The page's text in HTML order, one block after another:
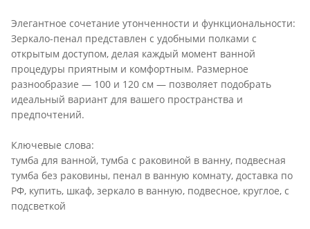
Элегантное сочетание утонченности и функциональности:
Зеркало-пенал представлен с удобными полками с
открытым доступом, делая каждый момент ванной
процедуры приятным и комфортным. Размерное
разнообразие — 100 и 120 см — позволяет подобрать
идеальный вариант для вашего пространства и
предпочтений.
Ключевые слова:
тумба для ванной, тумба с раковиной в ванну, подвесная
тумба без раковины, пенал в ванную комнату, доставка по
РФ, купить, шкаф, зеркало в ванную, подвесное, круглое, с
подсветкой